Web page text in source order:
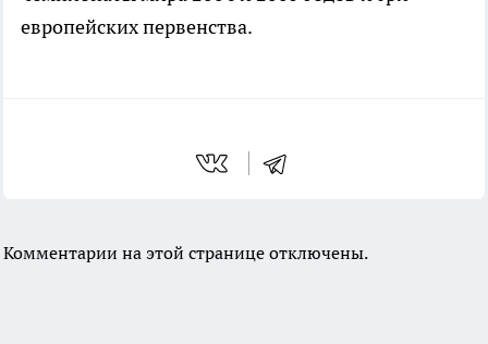
европейских первенства.
Комментарии на этой странице отключены.